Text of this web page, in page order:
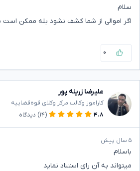
سلام
اگر اموالی از شما کشف نشود بله ممکن است
۰
علیرضا زرینه پور
کاراموز وکالت مرکز وکلای قوه‌قضاییه
۴.۸
(۱۴) دیدگاه
۵ سال پیش
باسلام
میتواند به آن رای استناد نماید